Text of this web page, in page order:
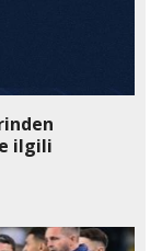
ilgili